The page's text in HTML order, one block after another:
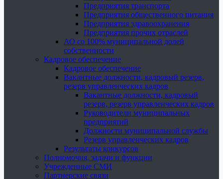
Предприятия транспорта
Предприятия общественного питания
Предприятия здравоохранения
Предприятия прочих отраслей
АО со 100% муниципальной долей
собственности
Кадровое обеспечение
Кадровое обеспечение
Вакантные должности, кадровый резерв,
резерв управленческих кадров
Вакантные должности, кадровый
резерв, резерв управленческих кадров
Руководители муниципальных
предприятий
Должности муниципальной службы
Резерв управленческих кадров
Результаты конкурсов
Полномочия, задачи и функции
Учрежденные СМИ
Партнерские связи